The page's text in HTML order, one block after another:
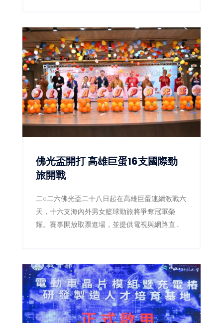
佛光盃開打 高雄巨蛋16支國際勁
旅開戰
二○二六佛光盃二十八日起在高雄巨蛋連續激戰六
天，十六支海內外男女籃球勁旅將爭奪冠軍榮
耀。賽事開放取票進場，並提供電視與網路直